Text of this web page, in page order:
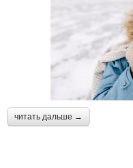
читать дальше →